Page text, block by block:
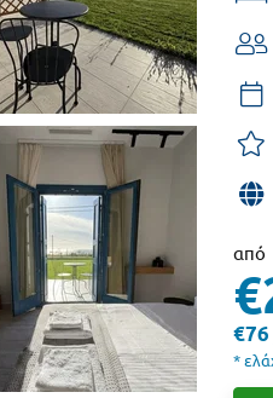
από
€76
*